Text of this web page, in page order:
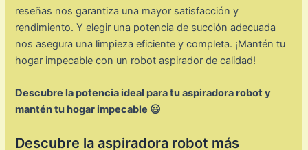
reseñas nos garantiza una mayor satisfacción y
rendimiento. Y elegir una potencia de succión adecuada
nos asegura una limpieza eficiente y completa. ¡Mantén tu
hogar impecable con un robot aspirador de calidad!
Descubre la potencia ideal para tu aspiradora robot y
mantén tu hogar impecable 😃
Descubre la aspiradora robot más